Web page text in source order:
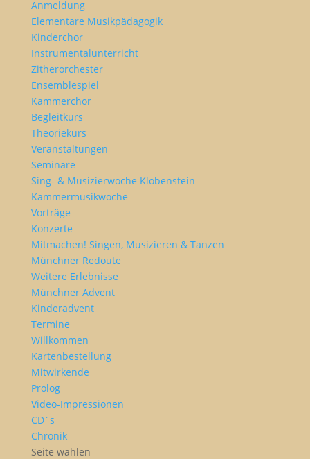
Anmeldung
Elementare Musikpädagogik
Kinderchor
Instrumentalunterricht
Zitherorchester
Ensemblespiel
Kammerchor
Begleitkurs
Theoriekurs
Veranstaltungen
Seminare
Sing- & Musizierwoche Klobenstein
Kammermusikwoche
Vorträge
Konzerte
Mitmachen! Singen, Musizieren & Tanzen
Münchner Redoute
Weitere Erlebnisse
Münchner Advent
Kinderadvent
Termine
Willkommen
Kartenbestellung
Mitwirkende
Prolog
Video-Impressionen
CD´s
Chronik
Seite wählen